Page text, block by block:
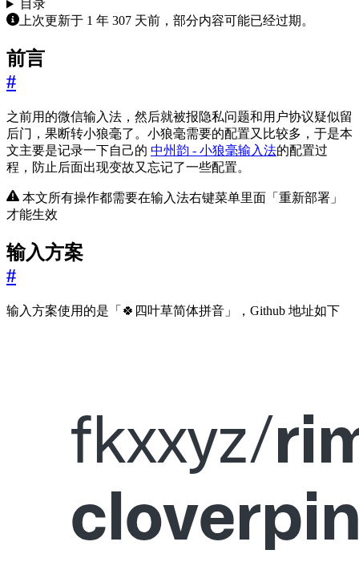
目录
上次更新于 1 年 307 天前，部分内容可能已经过期。
前言
#
之前用的微信输入法，然后就被报隐私问题和用户协议疑似留
后门，果断转小狼毫了。小狼毫需要的配置又比较多，于是本
文主要是记录一下自己的 中州韵 - 小狼毫输入法的配置过
程，防止后面出现变故又忘记了一些配置。
本文所有操作都需要在输入法右键菜单里面「重新部署」
才能生效
输入方案
#
输入方案使用的是「🍀️四叶草简体拼音」，Github 地址如下